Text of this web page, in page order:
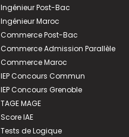
Ingénieur Post-Bac
Ingénieur Maroc
Commerce Post-Bac
Commerce Admission Parallèle
Commerce Maroc
IEP Concours Commun
IEP Concours Grenoble
TAGE MAGE
Score IAE
Tests de Logique